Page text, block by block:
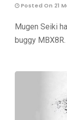
Posted On 21
Mugen Seiki
buggy